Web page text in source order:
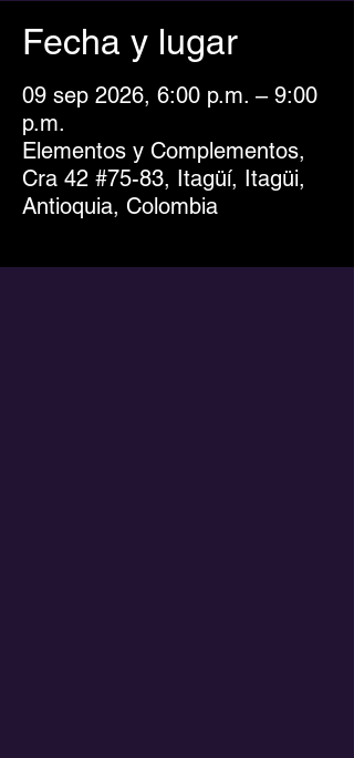
Fecha y lugar
09 sep 2026, 6:00 p.m. – 9:00
p.m.
Elementos y Complementos,
Cra 42 #75-83, Itagüí, Itagüi,
Antioquia, Colombia